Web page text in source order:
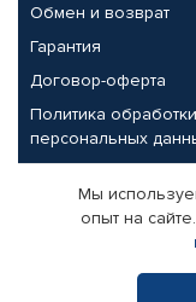
Обмен и возврат
Гарантия
Договор-оферта
Политика обработки
персональных
Партнерам
Корпоративным
Поставщикам
Мы
опыт на